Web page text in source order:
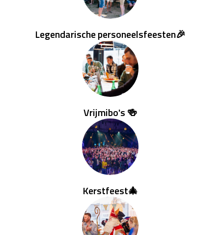
Legendarische personeelsfeesten🎉
Vrijmibo's 🍻
Kerstfeest🎄